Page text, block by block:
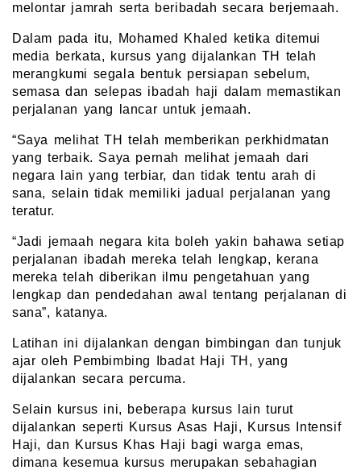
melontar jamrah serta beribadah secara berjemaah.
Dalam pada itu, Mohamed Khaled ketika ditemui
media berkata, kursus yang dijalankan TH telah
merangkumi segala bentuk persiapan sebelum,
semasa dan selepas ibadah haji dalam memastikan
perjalanan yang lancar untuk jemaah.
“Saya melihat TH telah memberikan perkhidmatan
yang terbaik. Saya pernah melihat jemaah dari
negara lain yang terbiar, dan tidak tentu arah di
sana, selain tidak memiliki jadual perjalanan yang
teratur.
“Jadi jemaah negara kita boleh yakin bahawa setiap
perjalanan ibadah mereka telah lengkap, kerana
mereka telah diberikan ilmu pengetahuan yang
lengkap dan pendedahan awal tentang perjalanan di
sana”, katanya.
Latihan ini dijalankan dengan bimbingan dan tunjuk
ajar oleh Pembimbing Ibadat Haji TH, yang
dijalankan secara percuma.
Selain kursus ini, beberapa kursus lain turut
dijalankan seperti Kursus Asas Haji, Kursus Intensif
Haji, dan Kursus Khas Haji bagi warga emas,
dimana kesemua kursus merupakan sebahagian